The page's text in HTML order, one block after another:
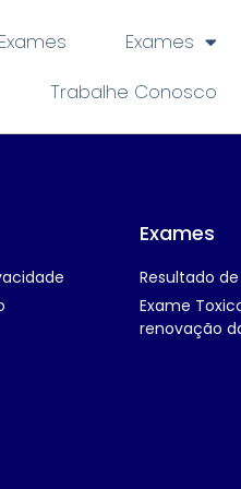
Exames
Trabalhe Conosco
Exames
Resultado
Exame
renovação